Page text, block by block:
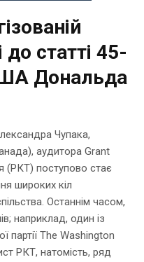
до статті 45-
Дональда
Чупака,
аудитора Grant
(РКТ) поступово стає
широких кіл
Останнім часом,
наприклад, один із
партії The Washington
РКТ, натомість, ряд